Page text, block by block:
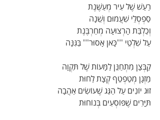
רַעַשׁ שֶׁל עִיר מְעַשֶּׁנֶת
סַפְסְלֵי שִׁעֲמוּם וְשֵׁנָה
וְכַלְבַּת הָרְצוּעָה מְחַרְבֶּנֶת
עַל שִׁלְטֵי ""כָּאן אָסוּר"" בַּגִּנָּה
קַבְּצָן מִתְחַנֵּן לַמָּעוֹת שֶׁל תִּקְוָה
מַזְגָן מְטַפְטֵף קְצָת לַחוּת
זוּג יוֹנִים עַל הַגַּג שֶׁעוֹשִׂים אַהֲבָה
תַּיָּרִים שֶׁפּוֹסְעִים בְּנוֹחוּת